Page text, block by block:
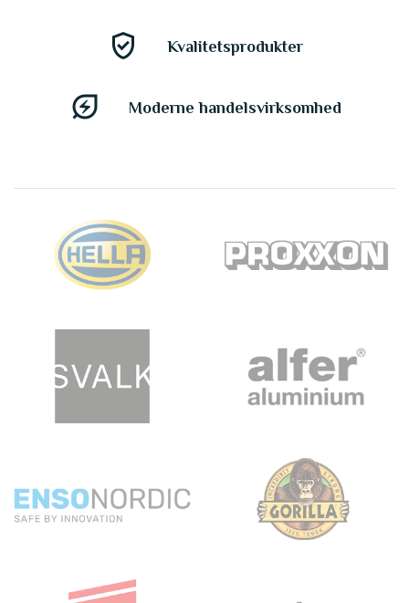
gpp_good Kvalitetsprodukter
energy_savings_leaf Moderne handelsvirksomhed